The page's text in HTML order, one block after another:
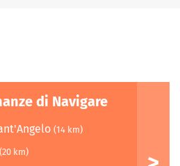
di Navigare
(14 km)
(20 km)